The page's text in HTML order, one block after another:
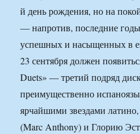
й день рождения, но на
— напротив, последние
успешных и насыщенных в
23 сентября должен
Duets» — третий подряд
преимущественно
ярчайшими звездами
(Marc Anthony) и Глорию